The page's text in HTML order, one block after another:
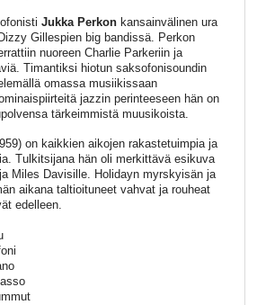
Jukka Perkonkansainvälinen ura
Gillespien big bandissä. Perkon
nuoreen Charlie Parkeriin ja
Timantiksi hiotun saksofonisoundin
omassa musiikissaan
jazzin perinteeseen hän on
tärkeimmistä muusikoista.
on kaikkien aikojen rakastetuimpia ja
Tulkitsijana hän oli merkittävä esikuva
Miles Davisille. Holidayn myrskyisän ja
aikana taltioituneet vahvat ja rouheat
edelleen.